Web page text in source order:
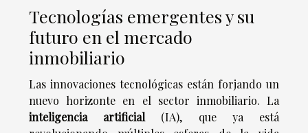
Tecnologías emergentes y su
futuro en el mercado
inmobiliario
Las innovaciones tecnológicas están forjando un
nuevo horizonte en el sector inmobiliario. La
inteligencia artificial(IA), que ya está